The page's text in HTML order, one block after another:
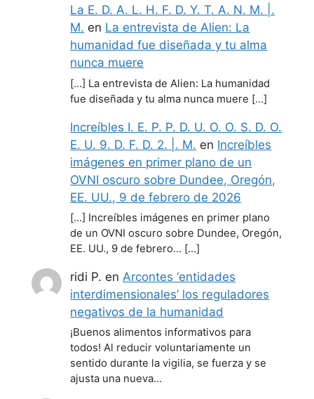
La E. D. A. L. H. F. D. Y. T. A. N. M. |.
M. en La entrevista de Alien: La
humanidad fue diseñada y tu alma
nunca muere
[…] La entrevista de Alien: La humanidad
fue diseñada y tu alma nunca muere […]
Increíbles I. E. P. P. D. U. O. O. S. D. O.
E. U. 9. D. F. D. 2. |. M. en Increíbles
imágenes en primer plano de un
OVNI oscuro sobre Dundee, Oregón,
EE. UU., 9 de febrero de 2026
[…] Increíbles imágenes en primer plano
de un OVNI oscuro sobre Dundee, Oregón,
EE. UU., 9 de febrero… […]
ridi P. en Arcontes ‘entidades
interdimensionales’ los reguladores
negativos de la humanidad
¡Buenos alimentos informativos para
todos! Al reducir voluntariamente un
sentido durante la vigilia, se fuerza y se
ajusta una nueva…